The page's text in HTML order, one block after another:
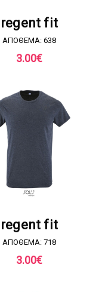
regent fit
ΑΠΟΘΕΜΑ: 638
3.00€
regent fit
ΑΠΟΘΕΜΑ: 718
3.00€